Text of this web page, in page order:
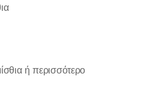
ή περισσότερο